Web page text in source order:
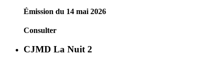
Émission du 14 mai 2026
Consulter
CJMD La Nuit 2